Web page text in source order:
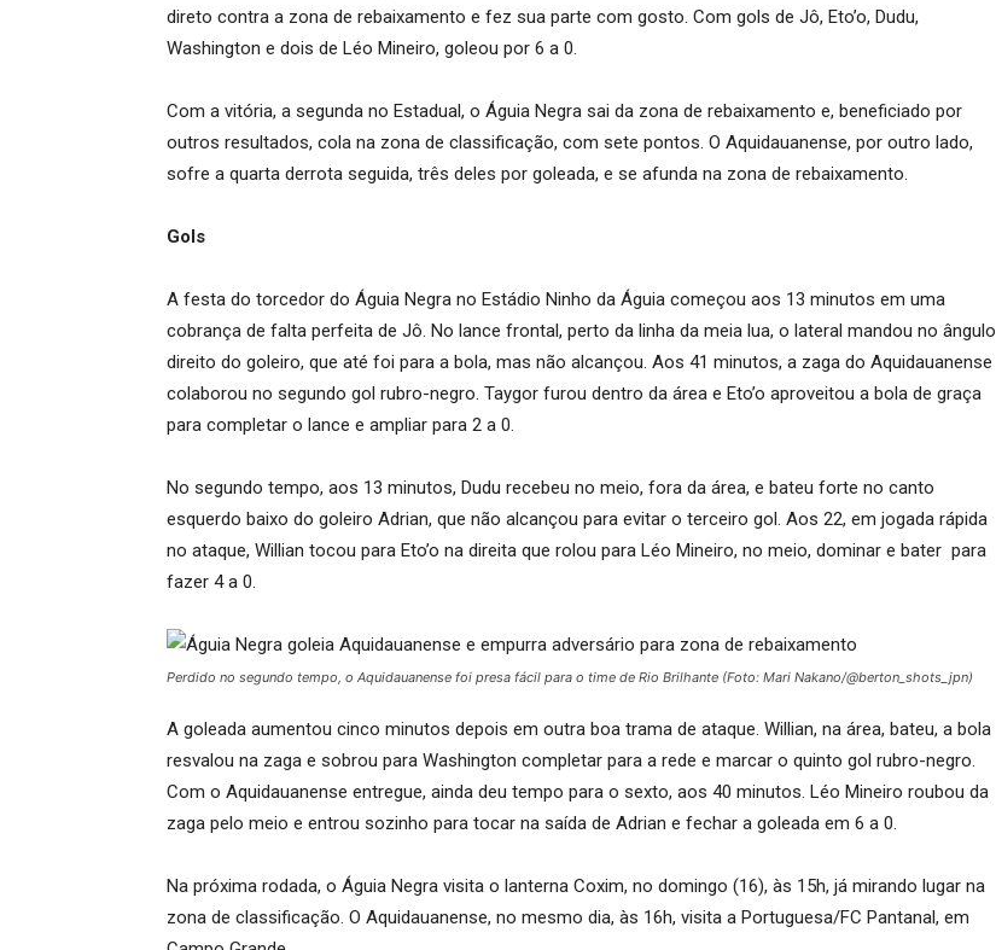
direto contra a zona de rebaixamento e fez sua parte com gosto. Com gols de Jô, Eto’o, Dudu,
Washington e dois de Léo Mineiro, goleou por 6 a 0.
Com a vitória, a segunda no Estadual, o Águia Negra sai da zona de rebaixamento e, beneficiado por
outros resultados, cola na zona de classificação, com sete pontos. O Aquidauanense, por outro lado,
sofre a quarta derrota seguida, três deles por goleada, e se afunda na zona de rebaixamento.
Gols
A festa do torcedor do Águia Negra no Estádio Ninho da Águia começou aos 13 minutos em uma
cobrança de falta perfeita de Jô. No lance frontal, perto da linha da meia lua, o lateral mandou no ângulo
direito do goleiro, que até foi para a bola, mas não alcançou. Aos 41 minutos, a zaga do Aquidauanense
colaborou no segundo gol rubro-negro. Taygor furou dentro da área e Eto’o aproveitou a bola de graça
para completar o lance e ampliar para 2 a 0.
No segundo tempo, aos 13 minutos, Dudu recebeu no meio, fora da área, e bateu forte no canto
esquerdo baixo do goleiro Adrian, que não alcançou para evitar o terceiro gol. Aos 22, em jogada rápida
no ataque, Willian tocou para Eto’o na direita que rolou para Léo Mineiro, no meio, dominar e bater para
fazer 4 a 0.
Perdido no segundo tempo, o Aquidauanense foi presa fácil para o time de Rio Brilhante (Foto: Mari Nakano/@berton_shots_jpn)
A goleada aumentou cinco minutos depois em outra boa trama de ataque. Willian, na área, bateu, a bola
resvalou na zaga e sobrou para Washington completar para a rede e marcar o quinto gol rubro-negro.
Com o Aquidauanense entregue, ainda deu tempo para o sexto, aos 40 minutos. Léo Mineiro roubou da
zaga pelo meio e entrou sozinho para tocar na saída de Adrian e fechar a goleada em 6 a 0.
Na próxima rodada, o Águia Negra visita o lanterna Coxim, no domingo (16), às 15h, já mirando lugar na
zona de classificação. O Aquidauanense, no mesmo dia, às 16h, visita a Portuguesa/FC Pantanal, em